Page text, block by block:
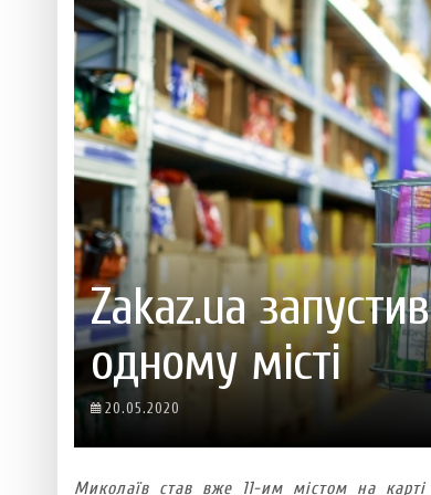
Ніжність, що
Солодкий настрій
VARUS запускає
Пивоколада від
Який алкоголь
РОЗБІР АСТРОЛОГА І КЕРУЮЧОГО БАРОМ
ІДЕАЛЬНИЙ ДАЙКІРІ
Zakaz.ua
одному місті
20.05.2020
Миколаїв став вже 11-им містом на карті